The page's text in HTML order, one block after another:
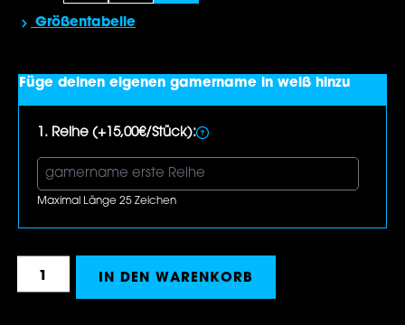
Größentabelle
Füge deinen eigenen gamername in weiß hinzu
1. Reihe (+15,00€/Stück):
Maximal Länge 25 Zeichen
Produkt Anzahl: Gib den gewünschten
IN DEN WARENKORB